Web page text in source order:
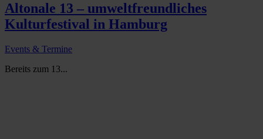
Altonale 13 – umweltfreundliches
Kulturfestival in Hamburg
Events & Termine
Bereits zum 13...